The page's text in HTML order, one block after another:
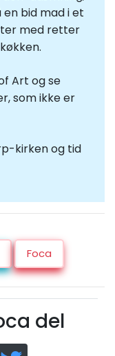
bid mad i et
med retter
Art og se
som ikke er
kirken og tid
Foca
del